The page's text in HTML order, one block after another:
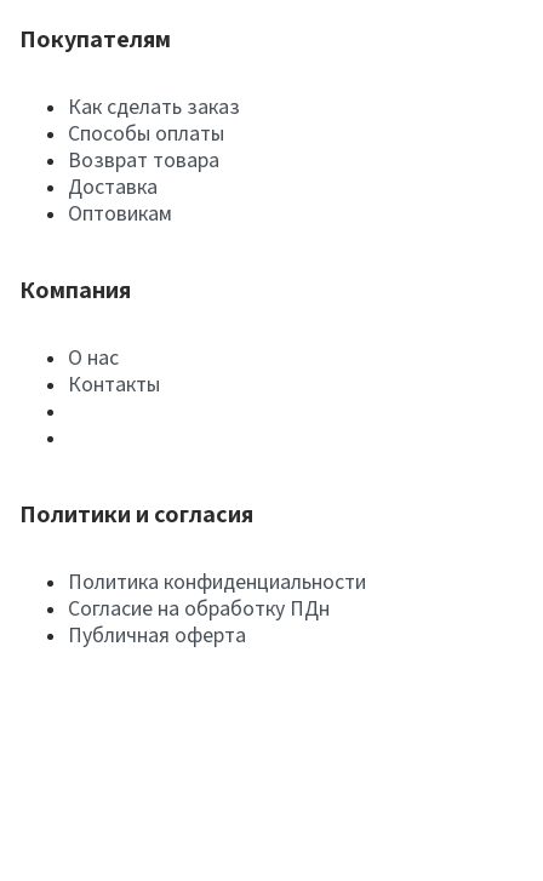
Покупателям
Как сделать заказ
Способы оплаты
Возврат товара
Доставка
Оптовикам
Компания
О нас
Контакты
Политики и согласия
Политика конфиденциальности
Согласие на обработку ПДн
Публичная оферта